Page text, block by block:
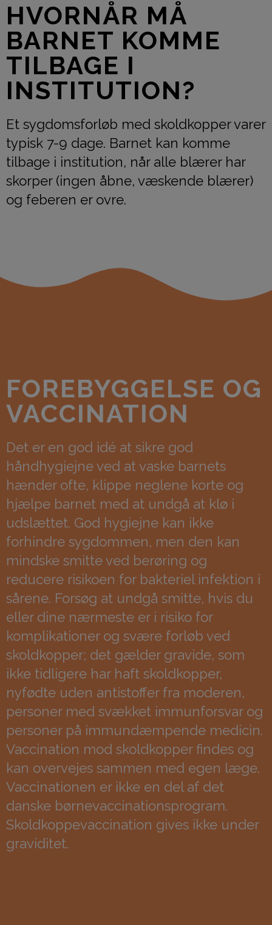
HVORNÅR MÅ
BARNET KOMME
TILBAGE I
INSTITUTION?
Et sygdomsforløb med skoldkopper varer
typisk 7-9 dage. Barnet kan komme
tilbage i institution, når alle blærer har
skorper (ingen åbne, væskende blærer)
og feberen er ovre.
FOREBYGGELSE OG
VACCINATION
Det er en god idé at sikre god
håndhygiejne ved at vaske barnets
hænder ofte, klippe neglene korte og
hjælpe barnet med at undgå at klø i
udslættet. God hygiejne kan ikke
forhindre sygdommen, men den kan
mindske smitte ved berøring og
reducere risikoen for bakteriel infektion i
sårene. Forsøg at undgå smitte, hvis du
eller dine nærmeste er i risiko for
komplikationer og svære forløb ved
skoldkopper; det gælder gravide, som
ikke tidligere har haft skoldkopper,
nyfødte uden antistoffer fra moderen,
personer med svækket immunforsvar og
personer på immundæmpende medicin.
Vaccination mod skoldkopper findes og
kan overvejes sammen med egen læge.
Vaccinationen er ikke en del af det
danske børnevaccinationsprogram.
Skoldkoppevaccination gives ikke under
graviditet.